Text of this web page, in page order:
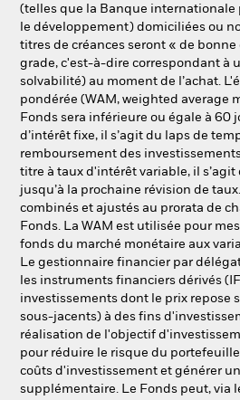
(telles que la Banque internationale
le développement) domiciliées ou
titres de créances seront « de
grade, c'est-à-dire correspondant à
solvabilité) au moment de l’achat.
pondérée (WAM, weighted average
Fonds sera inférieure ou égale à 60
d’intérêt fixe, il s’agit du laps de
remboursement des
titre à taux d'intérêt variable, il
jusqu’à la prochaine révision de
combinés et ajustés au prorata de
Fonds. La WAM est utilisée pour
fonds du marché monétaire aux
Le gestionnaire financier par
les instruments financiers dérivés
investissements dont le prix repose
sous-jacents) à des fins
réalisation de l'objectif
pour réduire le risque du
coûts d'investissement et générer
supplémentaire. Le Fonds peut, via